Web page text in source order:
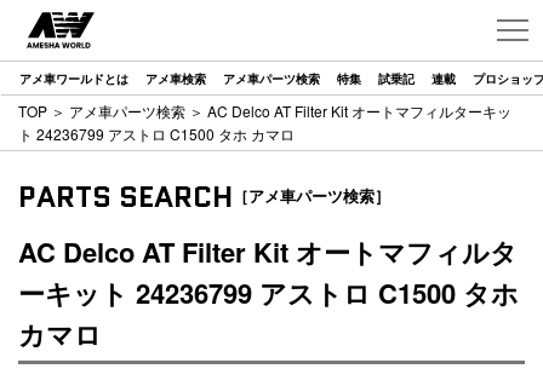
アメ車ワールドとは アメ車検索 アメ車パーツ検索 特集 試乗記 連載 プロショッ
TOP ＞ アメ車パーツ検索 ＞ AC Delco AT Filter Kit オートマフィルターキッ
ト 24236799 アストロ C1500 タホ カマロ
PARTS SEARCH ［アメ車パーツ検索］
AC Delco AT Filter Kit オートマフィルタ
ーキット 24236799 アストロ C1500 タホ
カマロ